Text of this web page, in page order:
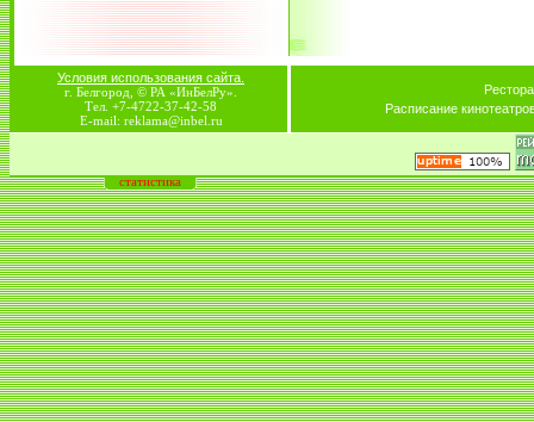
Условия использования сайта.
г. Белгород, © РА «ИнБелРу».
Тел. +7-4722-37-42-58
E-mail: reklama@inbel.ru
Расписание
статистика